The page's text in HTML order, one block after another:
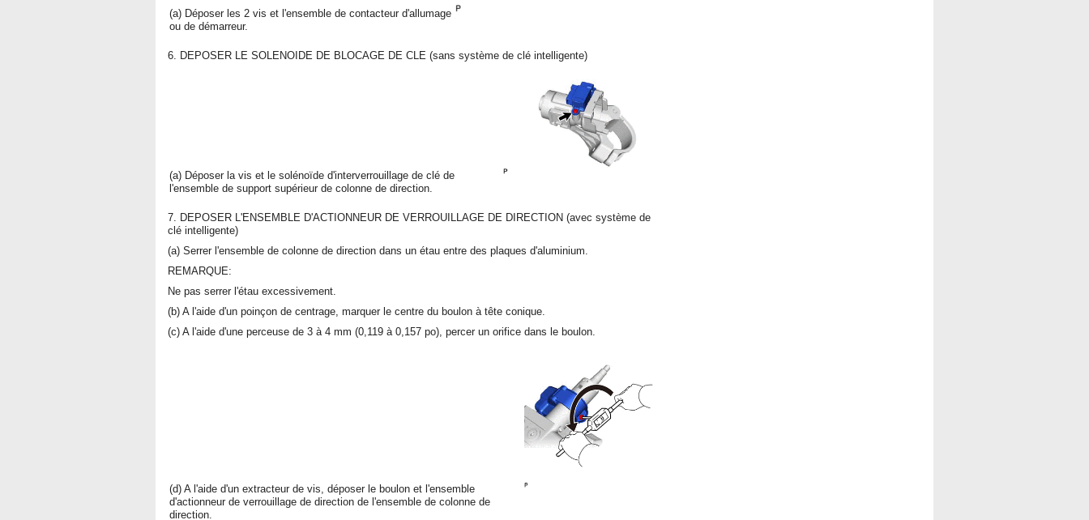
(a) Déposer les 2 vis et l'ensemble de contacteur d'allumage
ou de démarreur.
6. DEPOSER LE SOLENOIDE DE BLOCAGE DE CLE (sans système de clé intelligente)
(a) Déposer la vis et le solénoïde d'interverrouillage de clé de
l'ensemble de support supérieur de colonne de direction.
7. DEPOSER L'ENSEMBLE D'ACTIONNEUR DE VERROUILLAGE DE DIRECTION (avec système de
clé intelligente)
(a) Serrer l'ensemble de colonne de direction dans un étau entre des plaques d'aluminium.
REMARQUE:
Ne pas serrer l'étau excessivement.
(b) A l'aide d'un poinçon de centrage, marquer le centre du boulon à tête conique.
(c) A l'aide d'une perceuse de 3 à 4 mm (0,119 à 0,157 po), percer un orifice dans le boulon.
(d) A l'aide d'un extracteur de vis, déposer le boulon et l'ensemble
d'actionneur de verrouillage de direction de l'ensemble de colonne de
direction.